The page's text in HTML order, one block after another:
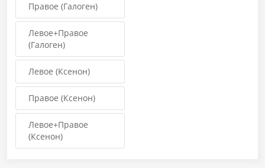
Правое (Галоген)
Левое+Правое
(Галоген)
Левое (Ксенон)
Правое (Ксенон)
Левое+Правое
(Ксенон)